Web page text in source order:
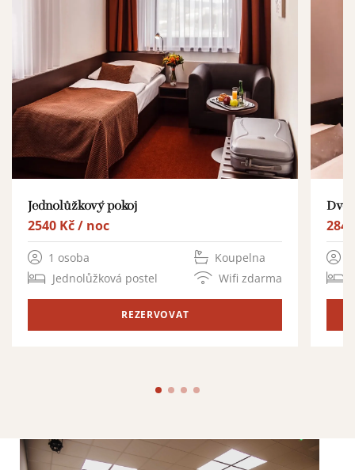
Jednolůžkový pokoj
2540 Kč / noc
1 osoba
Jednolůžková postel
Koupelna
Wifi zdarma
REZERVOVAT